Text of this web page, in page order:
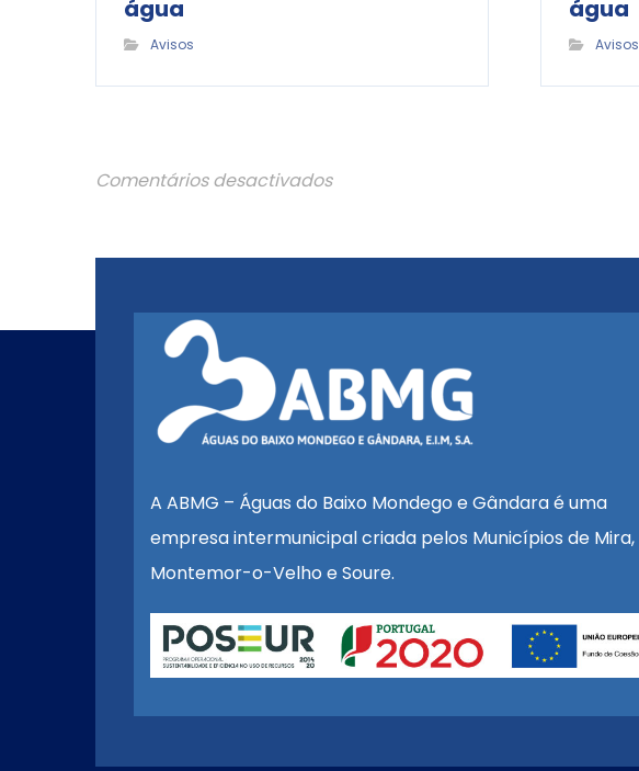
água
Avisos
água
Avisos
Comentários desactivados
A ABMG – Águas do Baixo Mondego e Gândara é uma
empresa intermunicipal criada pelos Municípios de Mira,
Montemor-o-Velho e Soure.